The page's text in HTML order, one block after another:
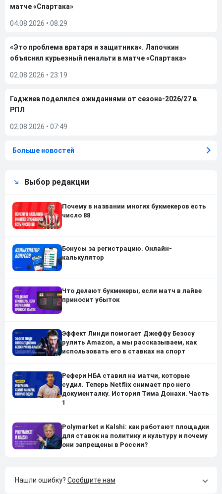
матче «Спартака»
04.08.2026 • 08:29
«Это проблема вратаря и защитника». Лапочкин
объяснил курьезный пенальти в матче «Спартака»
02.08.2026 • 23:19
Гаджиев поделился ожиданиями от сезона-2026/27 в
РПЛ
02.08.2026 • 07:49
Больше новостей
Выбор редакции
Почему в названии многих букмекеров есть
число 88
Бонусы за регистрацию. Онлайн-
калькулятор
Что делают букмекеры, если матч в лайве
приносит убыток
Эффект Линди помогает Джеффу Безосу
рулить Amazon, а мы рассказываем, как
использовать его в ставках на спорт
Рефери НБА ставил на матчи, которые
судил. Теперь Netflix снимает про него
документалку. История Тима Донахи. Часть
1
Polymarket и Kalshi: как работают площадки
для ставок на политику и культуру и почему
они запрещены в России?
Нашли ошибку? Сообщите нам